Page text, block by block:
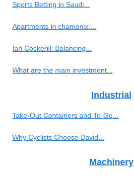
Sports Betting in Saudi...
Apartments in chamonix:...
Ian Cockerill: Balancing...
What are the main investment...
Industrial
Take-Out Containers and To-Go...
Why Cyclists Choose David...
Machinery